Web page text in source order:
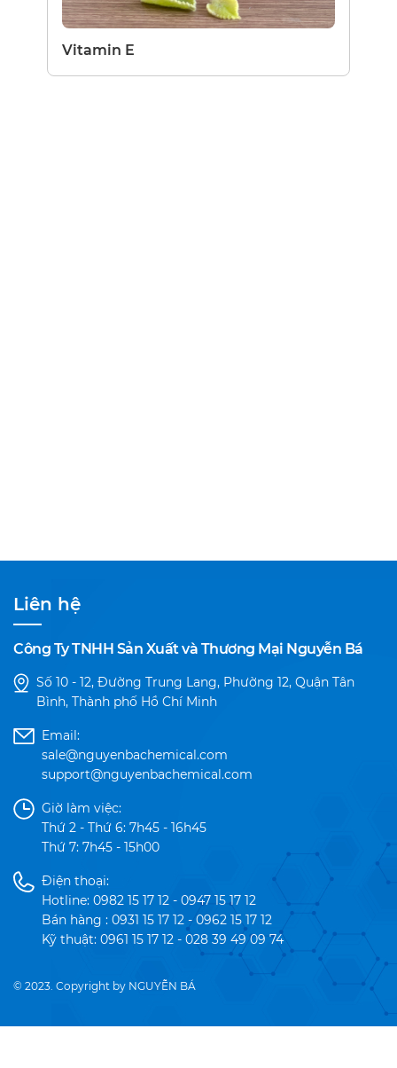
Vitamin E
Liên hệ
Công Ty TNHH Sản Xuất và Thương Mại Nguyễn Bá
Số 10 - 12, Đường Trung Lang, Phường 12, Quận Tân
Bình, Thành phố Hồ Chí Minh
Email:
sale@nguyenbachemical.com
support@nguyenbachemical.com
Giờ làm việc:
Thứ 2 - Thứ 6: 7h45 - 16h45
Thứ 7: 7h45 - 15h00
Điện thoại:
Hotline: 0982 15 17 12 - 0947 15 17 12
Bán hàng : 0931 15 17 12 - 0962 15 17 12
Kỹ thuật: 0961 15 17 12 - 028 39 49 09 74
© 2023. Copyright by NGUYỄN BÁ